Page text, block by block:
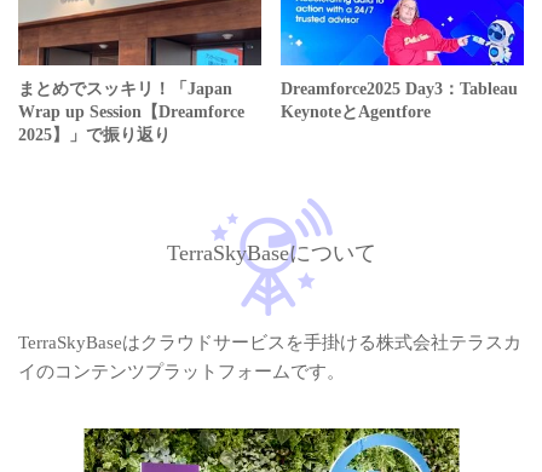
まとめでスッキリ！「Japan
Wrap up Session【Dreamforce
2025】」で振り返り
Dreamforce2025 Day3：Tableau
KeynoteとAgentfore
TerraSkyBaseについて
TerraSkyBaseはクラウドサービスを手掛ける株式会社テラスカ
イのコンテンツプラットフォームです。